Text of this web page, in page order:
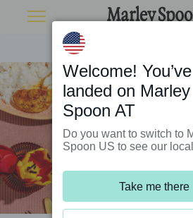
Welcome! You’ve
landed on Marley
Spoon AT
Do you want to switch to
Spoon US to see our
Take me there